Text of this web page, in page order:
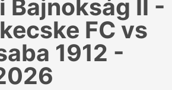
Bajnokság II -
FC vs
1912 -